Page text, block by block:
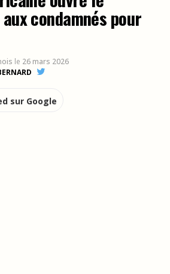
condamnés pour
le 26 mars 2026
sur Google